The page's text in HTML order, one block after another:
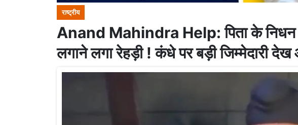
राष्ट्रीय
Anand Mahindra Help: पिता के निधन
लगाने लगा रेहड़ी ! कंधे पर बड़ी जिम्मेदारी